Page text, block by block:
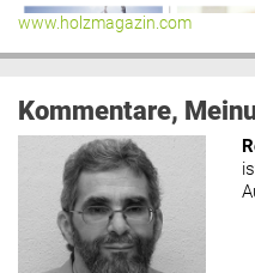
www.holzmagazin.com
Kommentare,